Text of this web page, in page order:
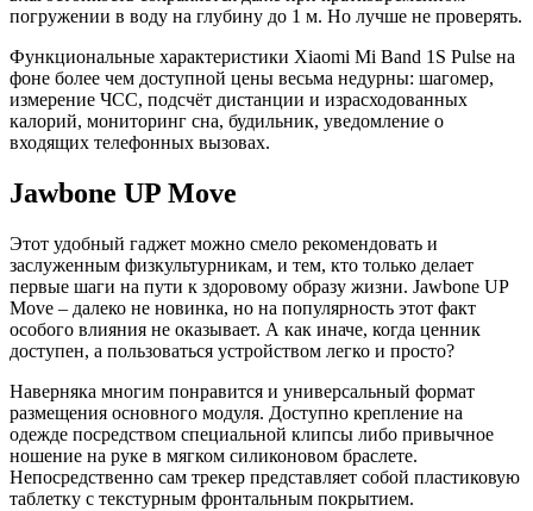
погружении в воду на глубину до 1 м. Но лучше не проверять.
Функциональные характеристики Xiaomi Mi Band 1S Pulse на
фоне более чем доступной цены весьма недурны: шагомер,
измерение ЧСС, подсчёт дистанции и израсходованных
калорий, мониторинг сна, будильник, уведомление о
входящих телефонных вызовах.
Jawbone UP Move
Этот удобный гаджет можно смело рекомендовать и
заслуженным физкультурникам, и тем, кто только делает
первые шаги на пути к здоровому образу жизни. Jawbone UP
Move – далеко не новинка, но на популярность этот факт
особого влияния не оказывает. А как иначе, когда ценник
доступен, а пользоваться устройством легко и просто?
Наверняка многим понравится и универсальный формат
размещения основного модуля. Доступно крепление на
одежде посредством специальной клипсы либо привычное
ношение на руке в мягком силиконовом браслете.
Непосредственно сам трекер представляет собой пластиковую
таблетку с текстурным фронтальным покрытием.